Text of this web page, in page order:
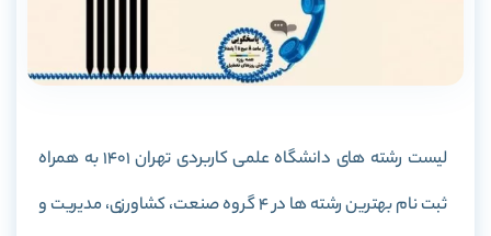
لیست رشته های دانشگاه علمی کاربردی تهران 1401 به همراه
ثبت نام بهترین رشته ها در 4 گروه صنعت، کشاورزی، مدیریت و